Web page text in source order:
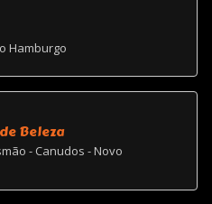
Hamburgo
Beleza
- Canudos - Novo